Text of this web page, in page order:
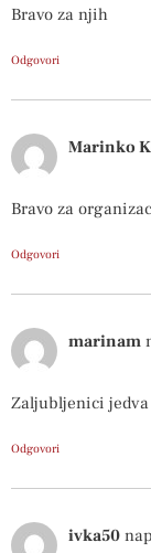
Bravo za njih
Odgovori
Marinko
Bravo za
Odgovori
marinam
Zaljubljenici
Odgovori
ivka50